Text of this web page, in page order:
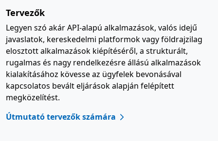
Tervezők
Legyen szó akár API-alapú alkalmazások, valós idejű
javaslatok, kereskedelmi platformok vagy földrajzilag
elosztott alkalmazások kiépítéséről, a strukturált,
rugalmas és nagy rendelkezésre állású alkalmazások
kialakításához kövesse az ügyfelek bevonásával
kapcsolatos bevált eljárások alapján felépített
megközelítést.
Útmutató tervezők számára